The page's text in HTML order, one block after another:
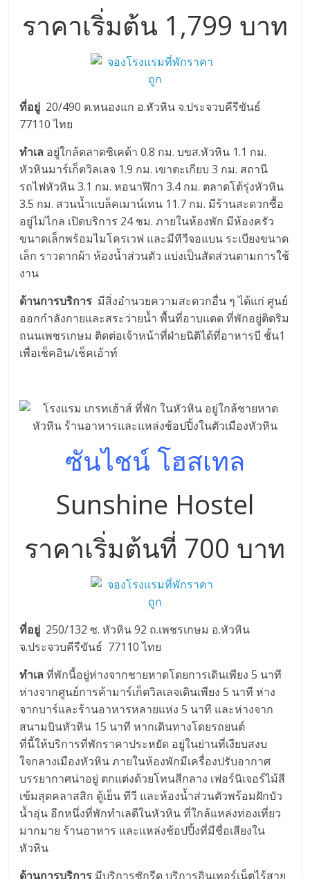
ราคาเริ่มต้น 1,799 บาท
ที่อยู่ 20/490 ต.หนองแก อ.หัวหิน จ.ประจวบคีรีขันธ์
77110 ไทย
ทำเล อยู่ใกล้ตลาดซิเคด้า 0.8 กม. บขส.หัวหิน 1.1 กม.
หัวหินมาร์เก็ตวิลเลจ 1.9 กม. เขาตะเกียบ 3 กม. สถานี
รถไฟหัวหิน 3.1 กม. หอนาฬิกา 3.4 กม. ตลาดโต้รุ่งหัวหิน
3.5 กม. สวนน้ำแบล็คเมาน์เทน 11.7 กม. มีร้านสะดวกซื้อ
อยู่ไม่ไกล เปิดบริการ 24 ชม. ภายในห้องพัก มีห้องครัว
ขนาดเล็กพร้อมไมโครเวฟ และมีทีวีจอแบน ระเบียงขนาด
เล็ก ราวตากผ้า ห้องน้ำส่วนตัว แบ่งเป็นสัดส่วนตามการใช้
งาน
ด้านการบริการ มีสิ่งอำนวยความสะดวกอื่น ๆ ได้แก่ ศูนย์
ออกกำลังกายและสระว่ายน้ำ พื้นที่อาบแดด ที่พักอยู่ติดริม
ถนนเพชรเกษม ติดต่อเจ้าหน้าที่ฝ่ายนิติได้ที่อาหารบี ชั้น1
เพื่อเช็คอิน/เช็คเอ้าท์
ซันไชน์ โฮสเทล
Sunshine Hostel
ราคาเริ่มต้นที่ 700 บาท
ที่อยู่ 250/132 ซ. หัวหิน 92 ถ.เพชรเกษม อ.หัวหิน
จ.ประจวบคีรีขันธ์ 77110 ไทย
ทำเล ที่พักนี้อยู่ห่างจากชายหาดโดยการเดินเพียง 5 นาที
ห่างจากศูนย์การค้ามาร์เก็ตวิลเลจเดินเพียง 5 นาที ห่าง
จากบาร์และร้านอาหารหลายแห่ง 5 นาที และห่างจาก
สนามบินหัวหิน 15 นาที หากเดินทางโดยรถยนต์
ที่นี้ให้บริการที่พักราคาประหยัด อยู่ในย่านที่เงียบสงบ
ใจกลางเมืองหัวหิน ภายในห้องพักมีเครื่องปรับอากาศ
บรรยากาศน่าอยู่ ตกแต่งด้วยโทนสีกลาง เฟอร์นิเจอร์ไม้สี
เข้มสุดคลาสสิก ตู้เย็น ทีวี และห้องน้ำส่วนตัวพร้อมฝักบัว
น้ำอุ่น อีกหนึ่งที่พักทำเลดีในหัวหิน ที่ใกล้แหล่งท่องเที่ยว
มากมาย ร้านอาหาร และแหล่งช้อปปิ้งที่มีชื่อเสียงใน
หัวหิน
ด้านการบริการ มีบริการซักรีด บริการอินเทอร์เน็ตไร้สาย